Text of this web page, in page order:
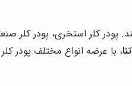
پودر کلر استخری، پودر کلر
، با عرضه انواع مختلف پودر